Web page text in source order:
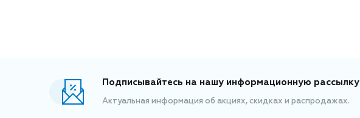
Подписывайтесь на нашу информационную рассылку
Актуальная информация об акциях, скидках и распродажах.